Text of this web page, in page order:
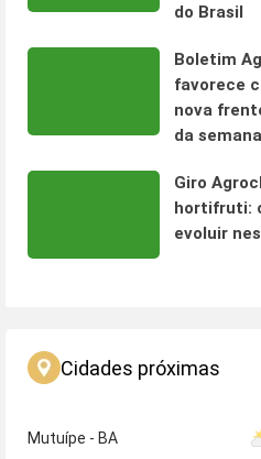
do Brasil
Boletim
favorece
nova
da semana
Giro
hortifruti:
evoluir
Cidades próximas
Mutuípe - BA